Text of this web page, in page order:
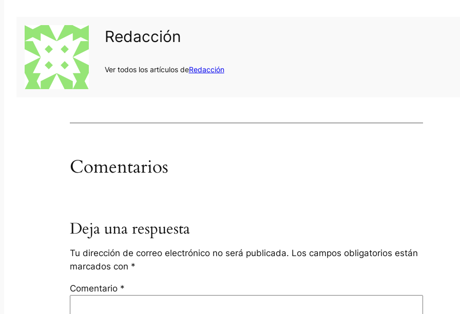
Redacción
Ver todos los artículos deRedacción
Comentarios
Deja una respuesta
Tu dirección de correo electrónico no será publicada. Los campos obligatorios están
marcados con *
Comentario *